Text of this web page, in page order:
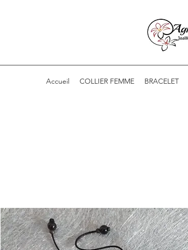
Accueil COLLIER FEMME BRACELET